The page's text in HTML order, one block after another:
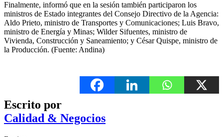
Finalmente, informó que en la sesión también participaron los
ministros de Estado integrantes del Consejo Directivo de la Agencia:
Aldo Prieto, ministro de Transportes y Comunicaciones; Luis Bravo,
ministro de Energía y Minas; Wilder Sifuentes, ministro de
Vivienda, Construcción y Saneamiento; y César Quispe, ministro de
la Producción. (Fuente: Andina)
Escrito por
Calidad & Negocios